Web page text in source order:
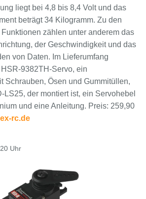
liegt bei 4,8 bis 8,4 Volt und das
beträgt 34 Kilogramm. Zu den
zählen unter anderem das
der Geschwindigkeit und das
von Daten. Im Lieferumfang
9382TH-Servo, ein
Schrauben, Ösen und Gummitüllen,
LS25, der montiert ist, ein Servohebel
und eine Anleitung. Preis: 259,90
rc.de
Uhr